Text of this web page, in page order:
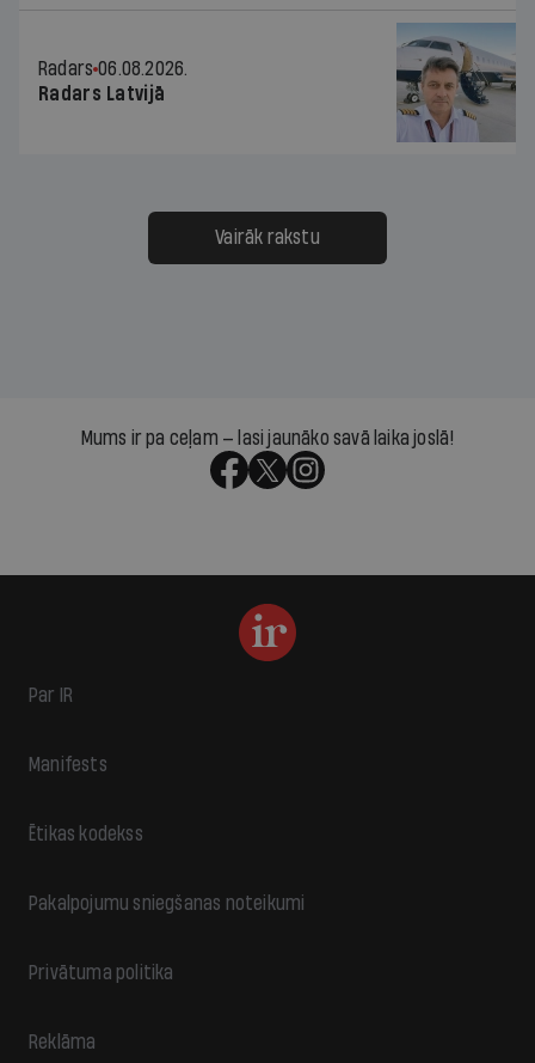
Radars 06.08.2026.
Radars Latvijā
Vairāk rakstu
Mums ir pa ceļam — lasi jaunāko savā laika joslā!
Par IR
Manifests
Ētikas kodekss
Pakalpojumu sniegšanas noteikumi
Privātuma politika
Reklāma